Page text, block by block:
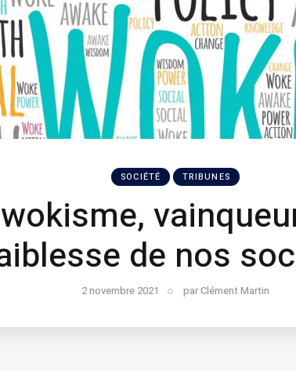
SOCIÉTÉ TRIBUNES
de nos
2 novembre 2021 parClément Martin